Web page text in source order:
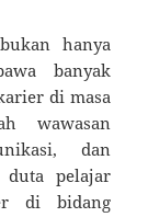
hanya
banyak
di masa
wawasan
dan
duta pelajar
di bidang